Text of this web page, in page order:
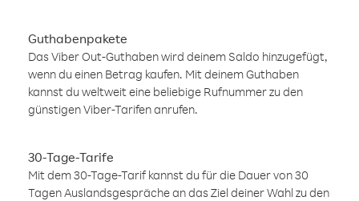
Guthabenpakete
Das Viber Out-Guthaben wird deinem Saldo hinzugefügt,
wenn du einen Betrag kaufen. Mit deinem Guthaben
kannst du weltweit eine beliebige Rufnummer zu den
günstigen Viber-Tarifen anrufen.
30-Tage-Tarife
Mit dem 30-Tage-Tarif kannst du für die Dauer von 30
Tagen Auslandsgespräche an das Ziel deiner Wahl zu den